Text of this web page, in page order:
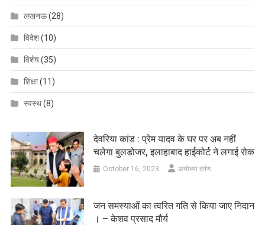
लखनऊ(28)
विदेश(10)
विशेष(35)
शिक्षा(11)
स्वस्थ(8)
देवरिया कांड : प्रेम यादव के घर पर अब नहीं
चलेगा बुलडोजर, इलाहाबाद हाईकोर्ट ने लगाई रोक
October 16, 2023 अयोध्या दर्पण
जन समस्याओं का त्वरित गति से किया जाए निदान
। – केशव प्रसाद मौर्य